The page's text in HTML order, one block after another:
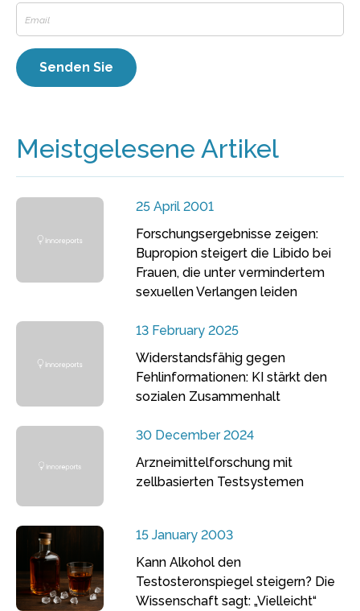
Meistgelesene Artikel
25 April 2001
Forschungsergebnisse zeigen:
Bupropion steigert die Libido bei
Frauen, die unter vermindertem
sexuellen Verlangen leiden
13 February 2025
Widerstandsfähig gegen
Fehlinformationen: KI stärkt den
sozialen Zusammenhalt
30 December 2024
Arzneimittelforschung mit
zellbasierten Testsystemen
15 January 2003
Kann Alkohol den
Testosteronspiegel steigern? Die
Wissenschaft sagt: „Vielleicht“